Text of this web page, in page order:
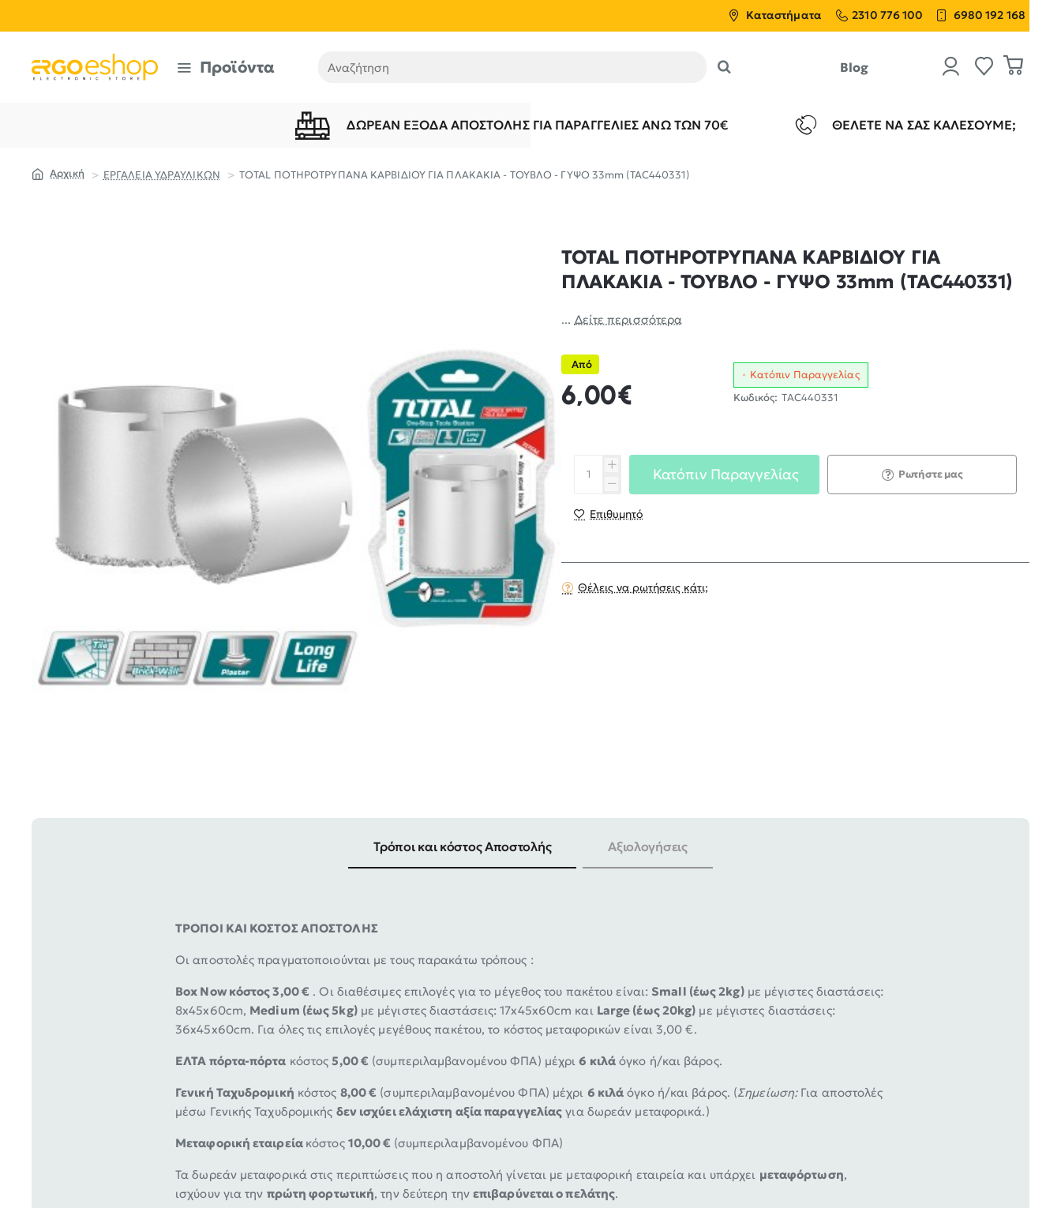
Καταστήματα 2310 776 100 6980 192 168
Προϊόντα Αναζήτηση Blog
ΔΩΡΕΆΝ ΈΞΟΔΑ ΑΠΟΣΤΟΛΉΣ ΓΙΑ ΠΑΡΑΓΓΕΛΊΕΣ ΆΝΩ ΤΩΝ 70€ ΘΈΛΕΤΕ ΝΑ ΣΑΣ ΚΑΛΈΣΟΥΜΕ;
ΕΡΓΑΛΕΙΑ ΥΔΡΑΥΛΙΚΩΝ TOTAL ΠΟΤΗΡΟΤΡΥΠΑΝΑ ΚΑΡΒΙΔΙΟΥ ΓΙΑ ΠΛΑΚΑΚΙΑ - ΤΟΥΒΛΟ - ΓΥΨΟ 33mm (TAC440331)
TOTAL ΠΟΤΗΡΟΤΡΥΠΑΝΑ ΚΑΡΒΙΔΙΟΥ ΓΙΑ
ΠΛΑΚΑΚΙΑ - ΤΟΥΒΛΟ - ΓΥΨΟ 33mm (TAC440331)
... Δείτε περισσότερα
Από
6,00€
Κατόπιν Παραγγελίας
Κωδικός: TAC440331
Κατόπιν Παραγγελίας Ρωτήστε μας
Επιθυμητό
Θέλεις να ρωτήσεις κάτι;
Τρόποι και κόστος Αποστολής Αξιολογήσεις
ΤΡΟΠΟΙ ΚΑΙ ΚΟΣΤΟΣ ΑΠΟΣΤΟΛΗΣ
Οι αποστολές πραγματοποιούνται με τους παρακάτω τρόπους :
Box Now κόστος 3,00 € . Οι διαθέσιμες επιλογές για το μέγεθος του πακέτου είναι: Small (έως 2kg)με μέγιστες διαστάσεις:
8x45x60cm, Medium (έως 5kg)με μέγιστες διαστάσεις: 17x45x60cm και Large (έως 20kg) με μέγιστες διαστάσεις:
36x45x60cm. Για όλες τις επιλογές μεγέθους πακέτου, το κόστος μεταφορικών είναι 3,00 €.
ΕΛΤΑ πόρτα-πόρτα κόστος5,00 € (συμπεριλαμβανομένου ΦΠΑ) μέχρι6 κιλάόγκο ή/και βάρος.
Γενική Ταχυδρομική κόστος 8,00 € (συμπεριλαμβανομένου ΦΠΑ) μέχρι 6 κιλά όγκο ή/και βάρος. (Σημείωση:Για αποστολές
μέσω Γενικής Ταχυδρομικής δεν ισχύει ελάχιστη αξία παραγγελίας για δωρεάν μεταφορικά.)
Μεταφορική εταιρεία κόστος 10,00 € (συμπεριλαμβανομένου ΦΠΑ)
Τα δωρεάν μεταφορικά στις περιπτώσεις που η αποστολή γίνεται με μεταφορική εταιρεία και υπάρχει μεταφόρτωση,
ισχύουν για την πρώτη φορτωτική, την δεύτερη την επιβαρύνεται ο πελάτης.